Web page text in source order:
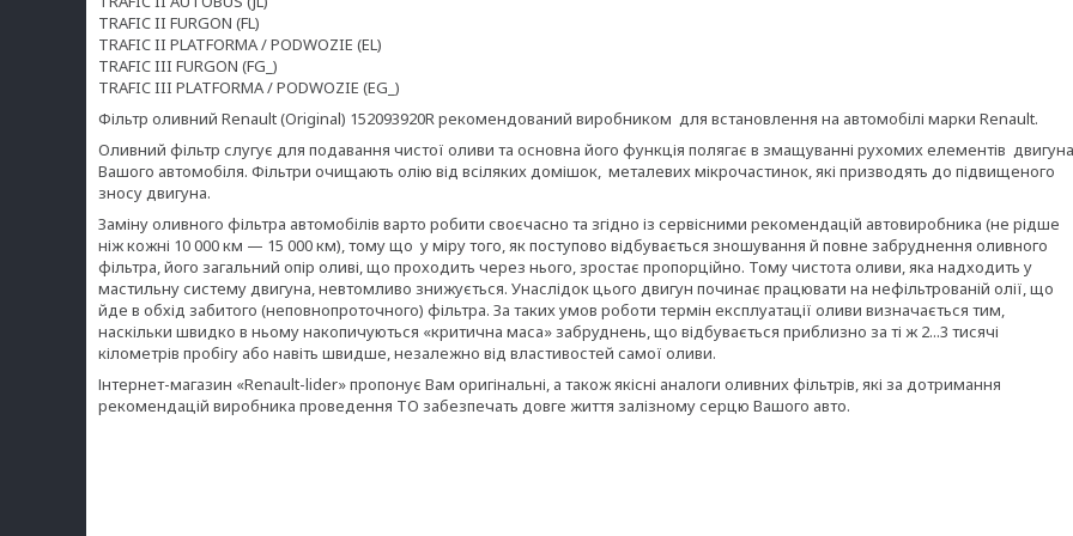
TRAFIC II FURGON (FL)
TRAFIC II PLATFORMA / PODWOZIE (EL)
TRAFIC III FURGON (FG_)
TRAFIC III PLATFORMA / PODWOZIE (EG_)
Фільтр оливний Renault (Original) 152093920R рекомендований виробником для встановлення на автомобілі марки Renault.
Оливний фільтр слугує для подавання чистої оливи та основна його функція полягає в змащуванні рухомих елементів двигуна
Вашого автомобіля. Фільтри очищають олію від всіляких домішок, металевих мікрочастинок, які призводять до підвищеного
зносу двигуна.
Заміну оливного фільтра автомобілів варто робити своєчасно та згідно із сервісними рекомендацій автовиробника (не рідше
ніж кожні 10 000 км — 15 000 км), тому що у міру того, як поступово відбувається зношування й повне забруднення оливного
фільтра, його загальний опір оливі, що проходить через нього, зростає пропорційно. Тому чистота оливи, яка надходить у
мастильну систему двигуна, невтомливо знижується. Унаслідок цього двигун починає працювати на нефільтрованій олії, що
йде в обхід забитого (неповнопроточного) фільтра. За таких умов роботи термін експлуатації оливи визначається тим,
наскільки швидко в ньому накопичуються «критична маса» забруднень, що відбувається приблизно за ті ж 2...3 тисячі
кілометрів пробігу або навіть швидше, незалежно від властивостей самої оливи.
Інтернет-магазин «Renault-lider» пропонує Вам оригінальні, а також якісні аналоги оливних фільтрів, які за дотримання
рекомендацій виробника проведення ТО забезпечать довге життя залізному серцю Вашого авто.